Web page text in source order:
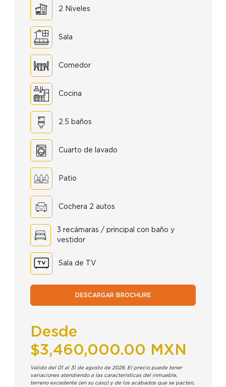
2 Niveles
Sala
Comedor
Cocina
2.5 baños
Cuarto de lavado
Patio
Cochera 2 autos
3 recámaras / principal con baño y
vestidor
Sala de TV
DESCARGAR BROCHURE
Desde
$3,460,000.00 MXN
Valido del 01 al 31 de agosto de 2026. El precio puede tener
variaciones atendiendo a las características del inmueble,
terreno excedente (en su caso) y de los acabados que se pacten,